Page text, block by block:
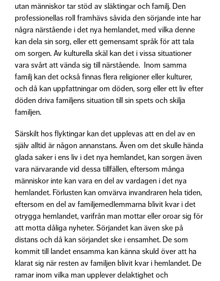
utan människor tar stöd av släktingar och familj. Den
professionellas roll framhävs såvida den sörjande inte har
några närstående i det nya hemlandet, med vilka denne
kan dela sin sorg, eller ett gemensamt språk för att tala
om sorgen. Av kulturella skäl kan det i vissa situationer
vara svårt att vända sig till närstående. Inom samma
familj kan det också finnas flera religioner eller kulturer,
och då kan uppfattningar om döden, sorg eller ett liv efter
döden driva familjens situation till sin spets och skilja
familjen.
Särskilt hos flyktingar kan det upplevas att en del av en
själv alltid är någon annanstans. Även om det skulle hända
glada saker i ens liv i det nya hemlandet, kan sorgen även
vara närvarande vid dessa tillfällen, eftersom många
människor inte kan vara en del av vardagen i det nya
hemlandet. Förlusten kan omvärva invandraren hela tiden,
eftersom en del av familjemedlemmarna blivit kvar i det
otrygga hemlandet, varifrån man mottar eller oroar sig för
att motta dåliga nyheter. Sörjandet kan även ske på
distans och då kan sörjandet ske i ensamhet. De som
kommit till landet ensamma kan känna skuld över att ha
klarat sig när resten av familjen blivit kvar i hemlandet. De
ramar inom vilka man upplever delaktighet och